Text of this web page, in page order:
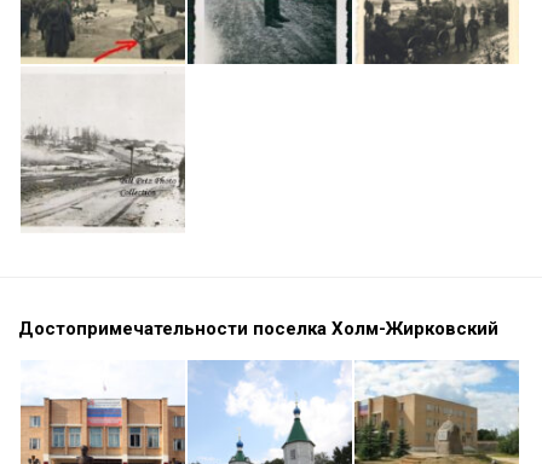
Достопримечательности поселка Холм-Жирковский